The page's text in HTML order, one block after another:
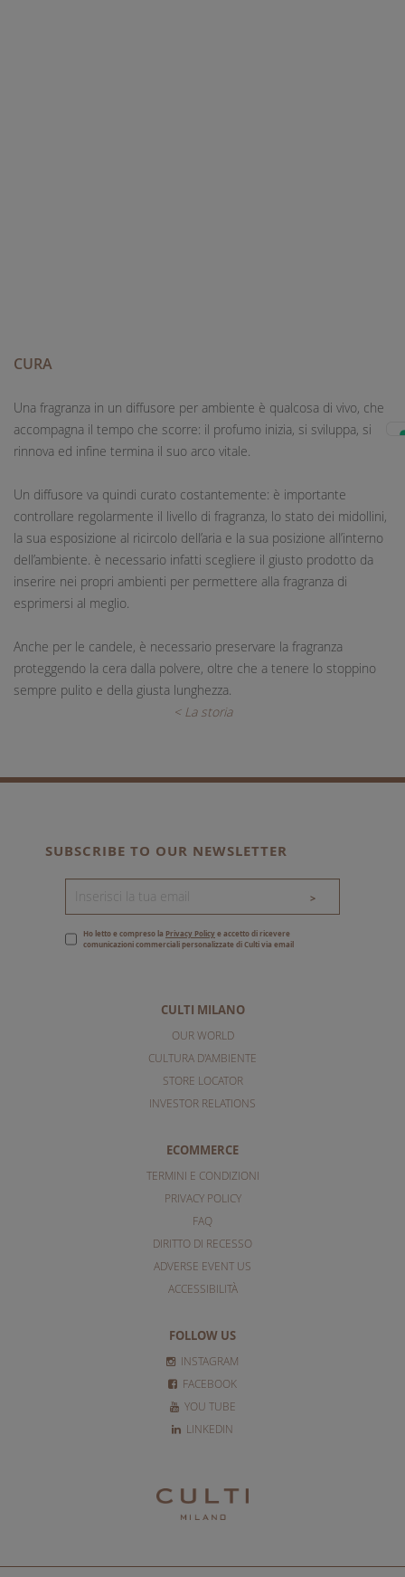
CURA
Una fragranza in un diffusore per ambiente è qualcosa di vivo, che
accompagna il tempo che scorre: il profumo inizia, si sviluppa, si
rinnova ed infine termina il suo arco vitale.
Un diffusore va quindi curato costantemente: è importante
controllare regolarmente il livello di fragranza, lo stato dei midollini,
la sua esposizione al ricircolo dell’aria e la sua posizione all’interno
dell’ambiente. è necessario infatti scegliere il giusto prodotto da
inserire nei propri ambienti per permettere alla fragranza di
esprimersi al meglio.
Anche per le candele, è necessario preservare la fragranza
proteggendo la cera dalla polvere, oltre che a tenere lo stoppino
sempre pulito e della giusta lunghezza.
< La storia
CULTI MILANO
OUR WORLD
CULTURA D'AMBIENTE
STORE LOCATOR
INVESTOR RELATIONS
ECOMMERCE
TERMINI E CONDIZIONI
PRIVACY POLICY
FAQ
DIRITTO DI RECESSO
ADVERSE EVENT US
ACCESSIBILITÀ
FOLLOW US
INSTAGRAM
FACEBOOK
YOU TUBE
LINKEDIN
SUBSCRIBE TO OUR NEWSLETTER
>
Ho letto e compreso la Privacy Policye accetto di ricevere
comunicazioni commerciali personalizzate di Culti via email